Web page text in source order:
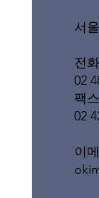
서
전화
02
팩스
02
이